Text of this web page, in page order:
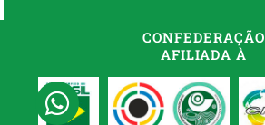
CONFEDERAÇÃO
AFILIADA À